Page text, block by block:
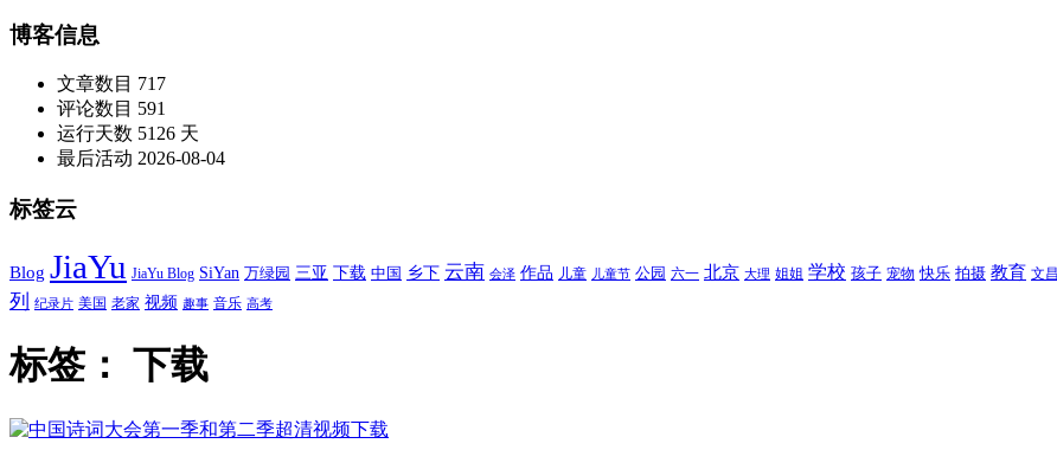
博客信息
文章数目 717
评论数目 591
运行天数 5126 天
最后活动 2026-08-04
标签云
Blog JiaYu JiaYu Blog SiYan 万绿园 三亚 下载 中国 乡下 云南 会泽 作品 儿童 儿童节 公园 六一 北京 大理 姐姐 学校 孩子 宠物 快乐 拍摄 教育 文昌
列
纪录片 美国 老家 视频 趣事 音乐 高考
标签： 下载